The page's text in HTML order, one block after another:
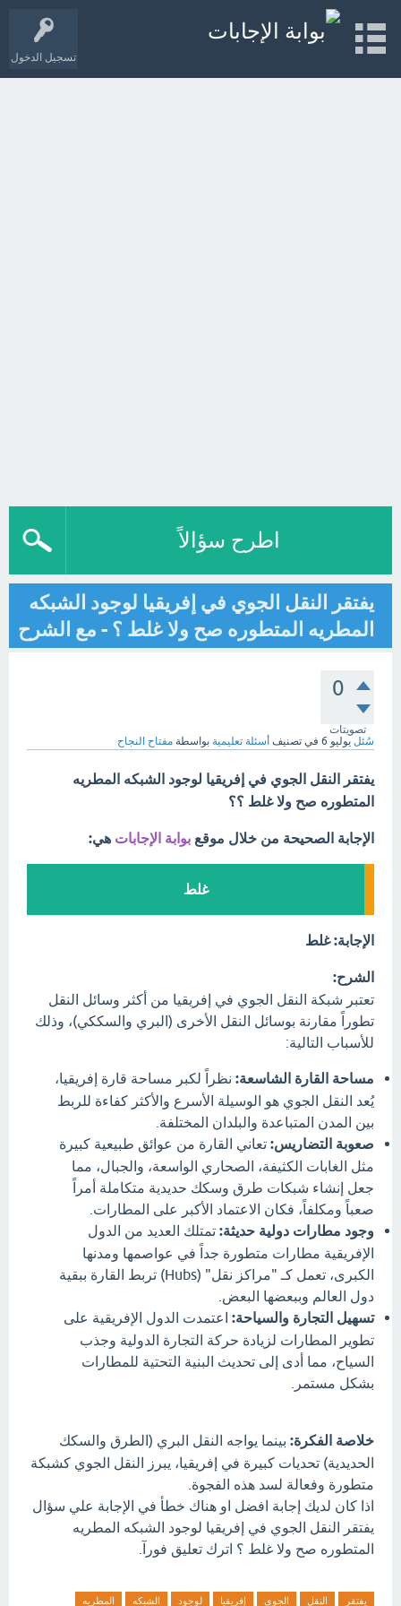
تسجيل الدخول
اطرح سؤالاً
يفتقر النقل الجوي في إفريقيا لوجود الشبكه
المطريه المتطوره صح ولا غلط ؟ - مع الشرح
0
تصويتات
سُئل يوليو 6 في تصنيف أسئلة تعليمية بواسطة مفتاح النجاح
يفتقر النقل الجوي في إفريقيا لوجود الشبكه المطريه
المتطوره صح ولا غلط ؟؟
الإجابة الصحيحة من خلال موقع بوابة الإجابات هي:
غلط
الإجابة: غلط
الشرح:
تعتبر شبكة النقل الجوي في إفريقيا من أكثر وسائل النقل
تطوراً مقارنة بوسائل النقل الأخرى (البري والسككي)، وذلك
للأسباب التالية:
مساحة القارة الشاسعة: نظراً لكبر مساحة قارة إفريقيا،
يُعد النقل الجوي هو الوسيلة الأسرع والأكثر كفاءة للربط
بين المدن المتباعدة والبلدان المختلفة.
صعوبة التضاريس: تعاني القارة من عوائق طبيعية كبيرة
مثل الغابات الكثيفة، الصحاري الواسعة، والجبال، مما
جعل إنشاء شبكات طرق وسكك حديدية متكاملة أمراً
صعباً ومكلفاً، فكان الاعتماد الأكبر على المطارات.
وجود مطارات دولية حديثة: تمتلك العديد من الدول
الإفريقية مطارات متطورة جداً في عواصمها ومدنها
الكبرى، تعمل كـ "مراكز نقل" (Hubs) تربط القارة ببقية
دول العالم وببعضها البعض.
تسهيل التجارة والسياحة: اعتمدت الدول الإفريقية على
تطوير المطارات لزيادة حركة التجارة الدولية وجذب
السياح، مما أدى إلى تحديث البنية التحتية للمطارات
بشكل مستمر.
خلاصة الفكرة: بينما يواجه النقل البري (الطرق والسكك
الحديدية) تحديات كبيرة في إفريقيا، يبرز النقل الجوي كشبكة
متطورة وفعالة لسد هذه الفجوة.
اذا كان لديك إجابة افضل او هناك خطأ في الإجابة علي سؤال
يفتقر النقل الجوي في إفريقيا لوجود الشبكه المطريه
المتطوره صح ولا غلط ؟ اترك تعليق فورآ.
يفتقر النقل الجوي إفريقيا لوجود الشبكه المطريه